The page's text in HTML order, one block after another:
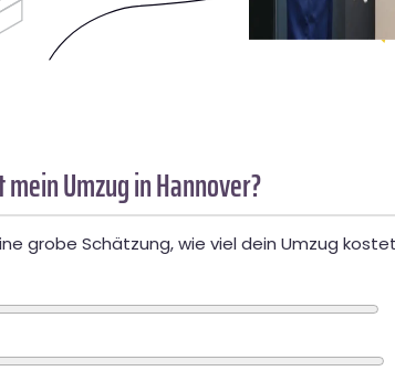
Umzug in Hannover?
grobe Schätzung, wie viel dein Umzug